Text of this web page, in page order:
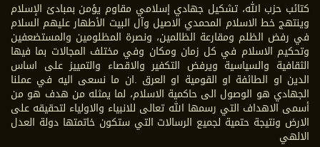
كتائب حزب الله، تشكيل جهادي إسلامي مقاوم يؤمن بمبادئ الإسلام
وينتهج خط الاسلام المحمدي الاصيل وآل البيت الأطهار عليهم السلام
في رفض الظلم ومقارعة الظالمين، ونصرة المظلومين والمستضعفين
وتحكيم الاسلام في كل زمان ومكان وفي مختلف المجالات بما فيها
الثقافية والسياسية ويرفض التكفير والاقصاء والتمييز على اساس
الدين او الطائفة او القومية او العرق .ان ما نسعى اليه في عملنا
الجهادي هو الوصول الى حاكمية الاسلام، لما يمثله من هدف هو من
أسمى الاهداف التي رسمها الله تعالى للانبياء والاولياء لتحقيقه على
الارض ونتيجة حتمية لجميع الرسالات التي ستكون خاتمتها دولة العدل
الالهي